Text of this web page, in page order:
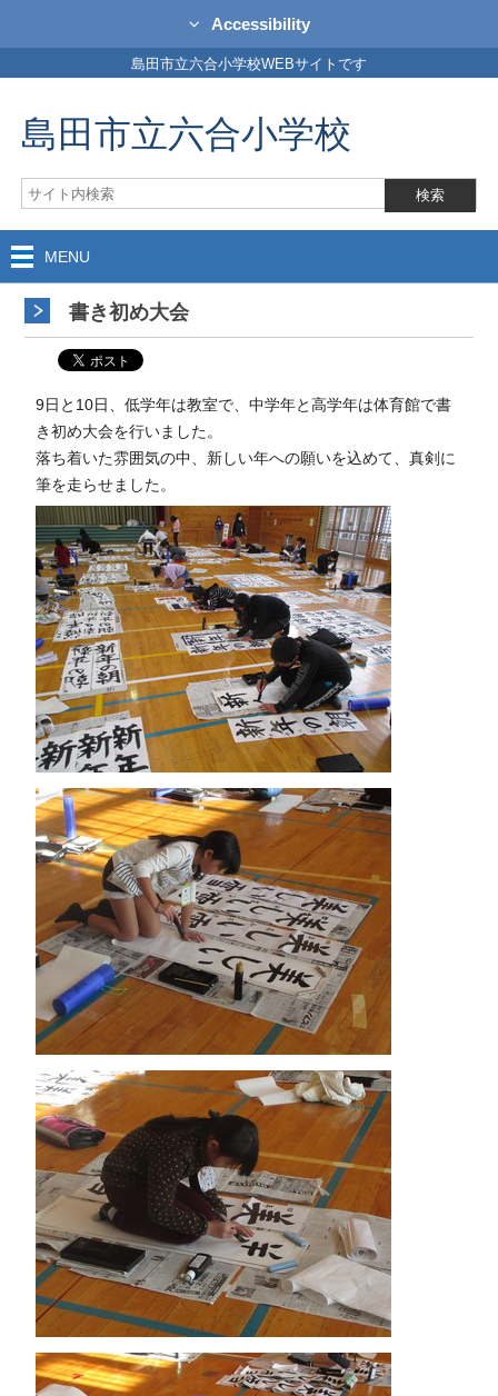
Accessibility
島田市立六合小学校WEBサイトです
島田市立六合小学校
MENU
書き初め大会
9日と10日、低学年は教室で、中学年と高学年は体育館で書
き初め大会を行いました。
落ち着いた雰囲気の中、新しい年への願いを込めて、真剣に
筆を走らせました。